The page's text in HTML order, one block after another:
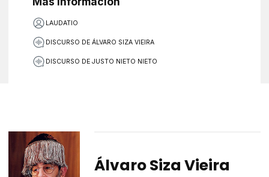
LAUDATIO
DISCURSO DE ÁLVARO SIZA VIEIRA
DISCURSO DE JUSTO NIETO NIETO
Álvaro Siza Vieira